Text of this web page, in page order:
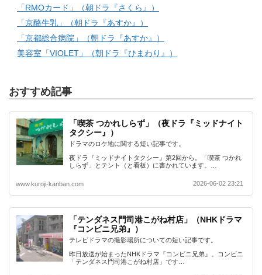
「RMOカード」（朝ドラ『さくら』）
「京酪牛乳」（朝ドラ『あすか』）
「京都総合病院」（朝ドラ『あすか』）
美容室「VIOLET」（朝ドラ『ひまわり』）
おすすめ記事
「喫茶 つかれしらず」（夜ドラ『ミッドナイト
タクシー』）
ドラマのロケ地に関する短い記事です。
夜ドラ『ミッドナイトタクシー』第2回から。「喫茶 つかれ
しらず」とテント（と看板）に書かれています。…
www.kuroji-kanban.com 2026-06-02 23:21
「テンダネス門司港こがね村店」（NHKドラマ
『コンビニ兄弟』）
テレビドラマの撮影場所についての短い記事です。
昨日放送が始まったNHKドラマ『コンビニ兄弟』。コンビニ
「テンダネス門司港こがね村店」です…